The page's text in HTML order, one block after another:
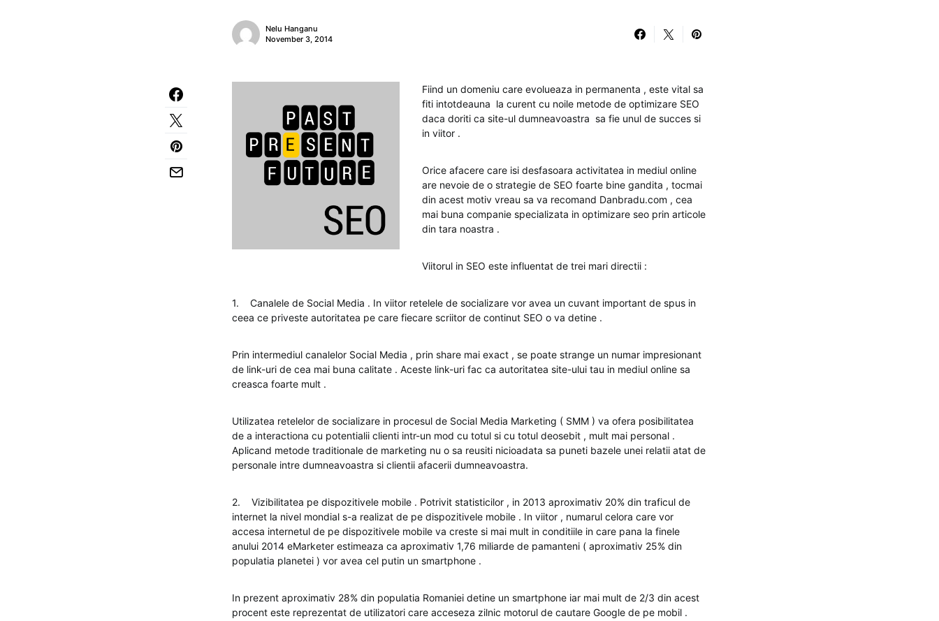
Nelu Hanganu
November 3, 2014
Fiind un domeniu care evolueaza in permanenta , este vital sa
fiti intotdeauna la curent cu noile metode de optimizare SEO
daca doriti ca site-ul dumneavoastra sa fie unul de succes si
in viitor .
Orice afacere care isi desfasoara activitatea in mediul online
are nevoie de o strategie de SEO foarte bine gandita , tocmai
din acest motiv vreau sa va recomand Danbradu.com , cea
mai buna companie specializata in optimizare seo prin articole
din tara noastra .
Viitorul in SEO este influentat de trei mari directii :
1. Canalele de Social Media . In viitor retelele de socializare vor avea un cuvant important de spus in
ceea ce priveste autoritatea pe care fiecare scriitor de continut SEO o va detine .
Prin intermediul canalelor Social Media , prin share mai exact , se poate strange un numar impresionant
de link-uri de cea mai buna calitate . Aceste link-uri fac ca autoritatea site-ului tau in mediul online sa
creasca foarte mult .
Utilizatea retelelor de socializare in procesul de Social Media Marketing ( SMM ) va ofera posibilitatea
de a interactiona cu potentialii clienti intr-un mod cu totul si cu totul deosebit , mult mai personal .
Aplicand metode traditionale de marketing nu o sa reusiti nicioadata sa puneti bazele unei relatii atat de
personale intre dumneavoastra si clientii afacerii dumneavoastra.
2. Vizibilitatea pe dispozitivele mobile . Potrivit statisticilor , in 2013 aproximativ 20% din traficul de
internet la nivel mondial s-a realizat de pe dispozitivele mobile . In viitor , numarul celora care vor
accesa internetul de pe dispozitivele mobile va creste si mai mult in conditiile in care pana la finele
anului 2014 eMarketer estimeaza ca aproximativ 1,76 miliarde de pamanteni ( aproximativ 25% din
populatia planetei ) vor avea cel putin un smartphone .
In prezent aproximativ 28% din populatia Romaniei detine un smartphone iar mai mult de 2/3 din acest
procent este reprezentat de utilizatori care acceseza zilnic motorul de cautare Google de pe mobil .